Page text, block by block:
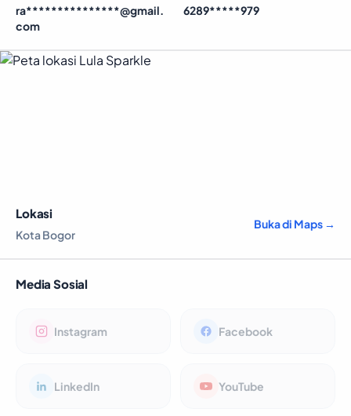
ra***************@gmail.
com
6289*****979
Lokasi
Kota Bogor
Buka di Maps →
Media Sosial
Instagram Facebook
LinkedIn YouTube